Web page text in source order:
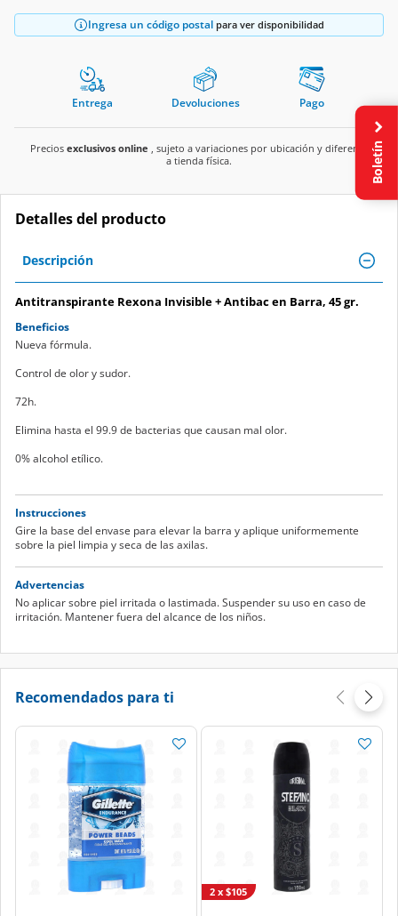
Ingresa un código postal para ver disponibilidad
Entrega Devoluciones Pago
Precios exclusivos online , sujeto a variaciones por ubicación y diferente
a tienda física.
Detalles del producto
Descripción
Antitranspirante Rexona Invisible + Antibac en Barra, 45 gr.
Beneficios
Nueva fórmula.
Control de olor y sudor.
72h.
Elimina hasta el 99.9 de bacterias que causan mal olor.
0% alcohol etílico.
Instrucciones
Gire la base del envase para elevar la barra y aplique uniformemente
sobre la piel limpia y seca de las axilas.
Advertencias
No aplicar sobre piel irritada o lastimada. Suspender su uso en caso de
irritación. Mantener fuera del alcance de los niños.
Recomendados para ti
2 x $105
Boletín